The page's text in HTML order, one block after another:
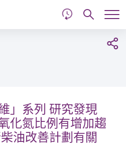
」系列 研究發現
化氮比例有增加趨
油改善計劃有關